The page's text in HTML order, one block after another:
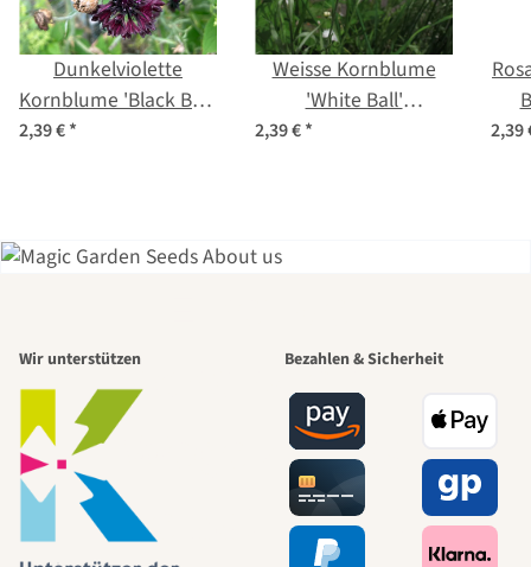
Dunkelviolette
Kornblume 'Black Ball'
(Centaurea cyanus)
2,39 €*
Weisse Kornblume
'White Ball'
(Centaurea cyanus)
2,39 €* 2,39
schönsten
Wege zu uns
selbst führt
Wir unterstützen Bezahlen & Sicherheit